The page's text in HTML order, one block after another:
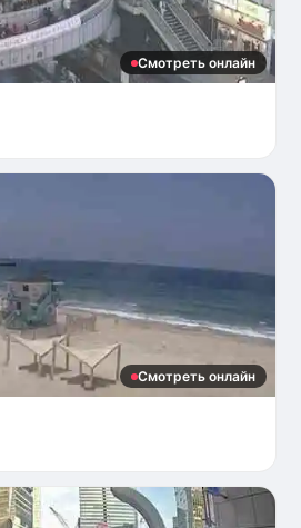
Смотреть онлайн
Смотреть онлайн